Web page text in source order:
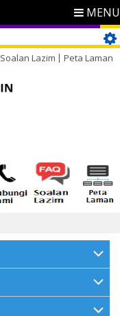
MENU
Soalan Lazim Peta Laman